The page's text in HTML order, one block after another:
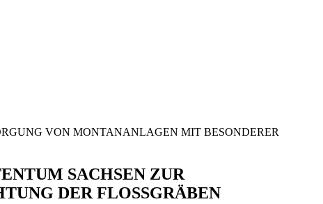
VON MONTANANLAGEN MIT BESONDERER
SACHSEN ZUR
DER FLOSSGRÄBEN